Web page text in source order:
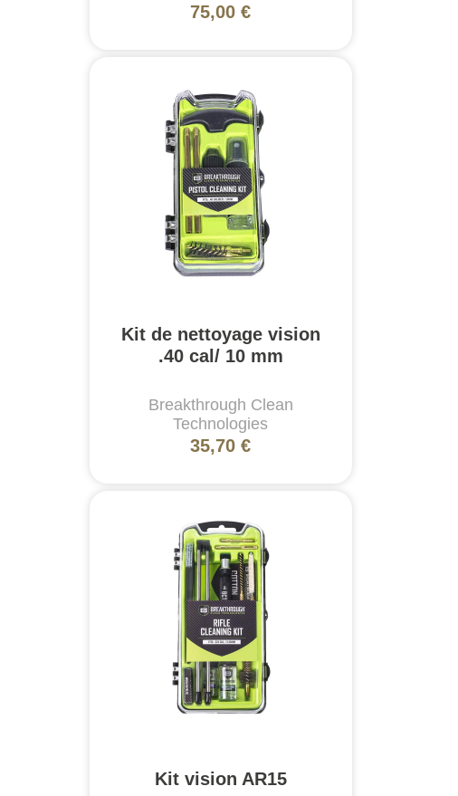
75,00 €
Kit de nettoyage vision
.40 cal/ 10 mm
Breakthrough Clean
Technologies
35,70 €
Kit vision AR15